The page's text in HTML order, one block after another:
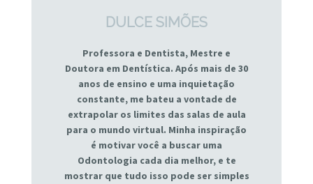
DULCE SIMÕES
Professora e Dentista, Mestre e
Doutora em Dentística. Após mais de 30
anos de ensino e uma inquietação
constante, me bateu a vontade de
extrapolar os limites das salas de aula
para o mundo virtual. Minha inspiração
é motivar você a buscar uma
Odontologia cada dia melhor, e te
mostrar que tudo isso pode ser simples